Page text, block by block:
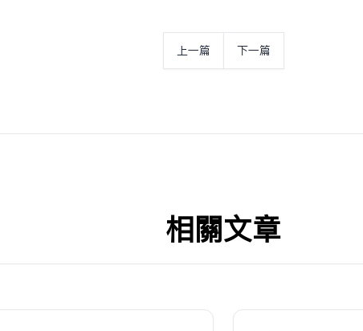
上一篇 下一篇
相关文章